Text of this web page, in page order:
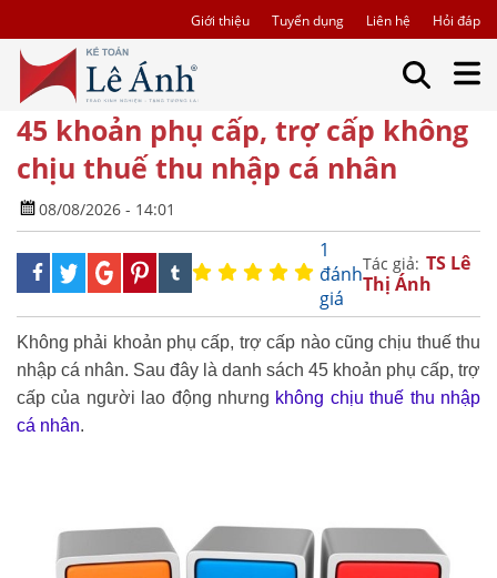
Giới thiệu Tuyển dụng Liên hệ Hỏi đáp
45 khoản phụ cấp, trợ cấp không
chịu thuế thu nhập cá nhân
08/08/2026 - 14:01
1
đánh
giá
Tác giả: TS Lê
Thị Ánh
Không phải khoản phụ cấp, trợ cấp nào cũng chịu thuế thu
nhập cá nhân. Sau đây là danh sách 45 khoản phụ cấp, trợ
cấp của người lao động nhưng không chịu thuế thu nhập
cá nhân.